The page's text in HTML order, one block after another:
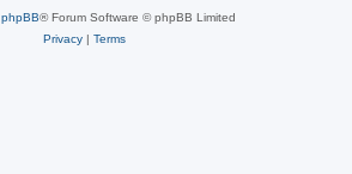
phpBB® Forum Software © phpBB Limited
Privacy| Terms